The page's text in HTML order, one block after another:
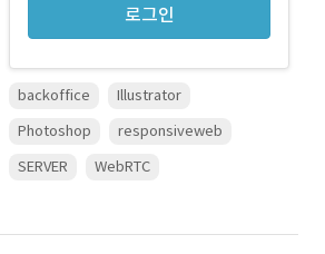
로그인
backoffice
Illustrator
Photoshop
responsiveweb
SERVER
WebRTC